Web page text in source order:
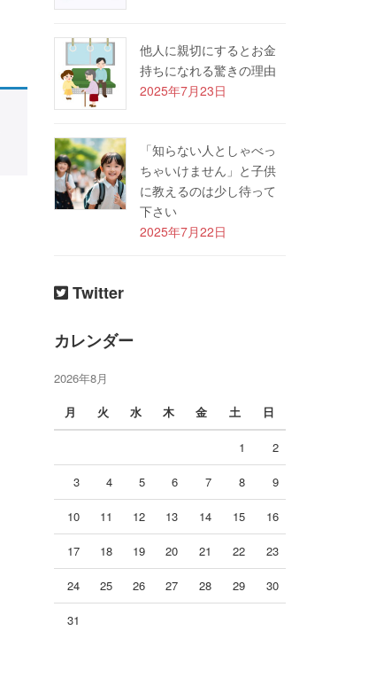
他人に親切にするとお金
持ちになれる驚きの理由
2025年7月23日
「知らない人としゃべっ
ちゃいけません」と子供
に教えるのは少し待って
下さい
2025年7月22日
Twitter
カレンダー
2026年8月
月
火 水 木 金 土 日
1 2
3 4 5 6 7 8 9
10 11 12 13 14 15 16
17 18 19 20 21 22 23
24 25 26 27 28 29 30
31